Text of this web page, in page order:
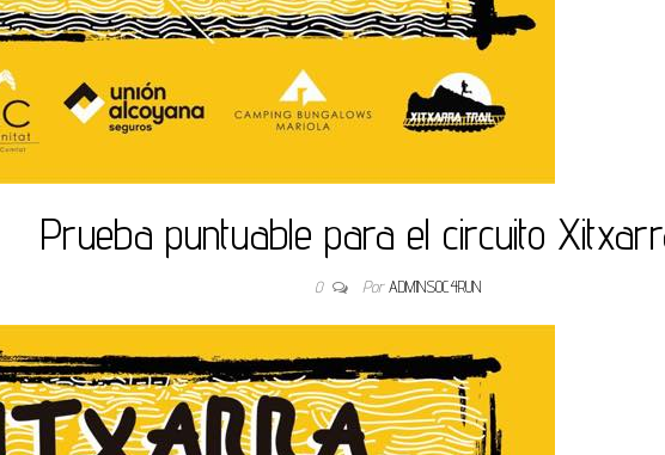
Prueba puntuable para el circuito
0 Por ADMINS0C4RUN